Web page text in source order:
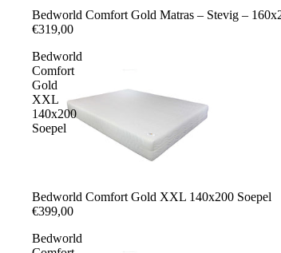
Bedworld Comfort Gold Matras – Stevig –
€319,00
Bedworld
Comfort
Gold
XXL
140x200
Soepel
Bedworld Comfort Gold XXL 140x200 Soepel
€399,00
Bedworld